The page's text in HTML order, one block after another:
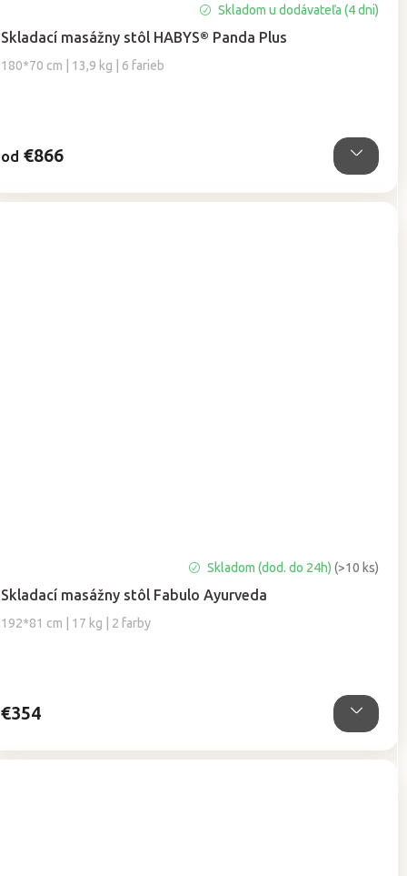
Skladací masážny stôl HABYS® Panda Plus
180*70 cm | 13,9 kg | 6 farieb
hodnotenie
produktu
je
Skladom u dodávateľa (4 dni)
od €866
Skladací masážny stôl Fabulo Ayurveda
192*81 cm | 17 kg | 2 farby
Skladom (dod. do 24h) (>10 ks)
€354